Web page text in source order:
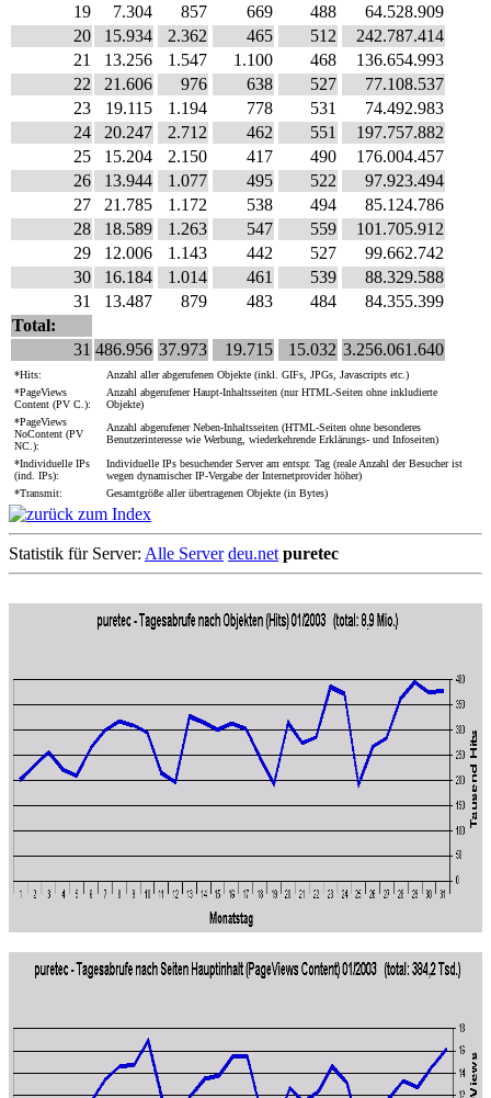
19
7.304
20
15.934
21
13.256
22
21.606
23
19.115
24
20.247
25
15.204
26
13.944
27
21.785
28
18.589
29
12.006
30
16.184
31
13.487
Total:
31 486.956
857
2.362
1.547
976
1.194
2.712
2.150
1.077
1.172
1.263
1.143
1.014
879
37.973
669
465
1.100
638
778
462
417
495
538
547
442
461
483
19.715
488
512
468
527
531
551
490
522
494
559
527
539
484
15.032
64.528.909
242.787.414
136.654.993
77.108.537
74.492.983
197.757.882
176.004.457
97.923.494
85.124.786
101.705.912
99.662.742
88.329.588
84.355.399
3.256.061.640
*Hits:
Anzahl aller abgerufenen Objekte (inkl. GIFs, JPGs, Javascripts etc.)
*PageViews
Content (PV C.):
Anzahl abgerufener Haupt-Inhaltsseiten (nur HTML-Seiten ohne inkludierte
Objekte)
*PageViews
NoContent (PV
NC.):
Anzahl abgerufener Neben-Inhaltsseiten (HTML-Seiten ohne besonderes
Benutzerinteresse wie Werbung, wiederkehrende Erklärungs- und Infoseiten)
*Individuelle IPs
(ind. IPs):
Individuelle IPs besuchender Server am entspr. Tag (reale Anzahl der Besucher ist
wegen dynamischer IP-Vergabe der Internetprovider höher)
*Transmit:
Gesamtgröße aller übertragenen Objekte (in Bytes)
Statistik für Server: Alle Server deu.net puretec